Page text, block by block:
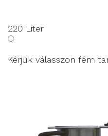
220 Liter
Kérjük válasszon fém